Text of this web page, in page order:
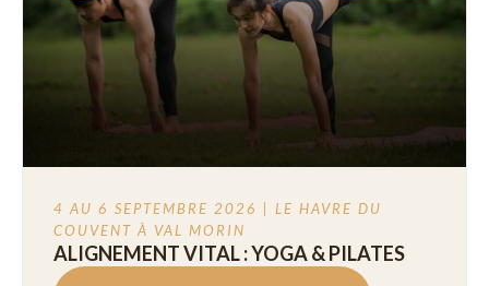
4 AU 6 SEPTEMBRE 2026 | LE HAVRE DU
COUVENT À VAL MORIN
ALIGNEMENT VITAL : YOGA & PILATES